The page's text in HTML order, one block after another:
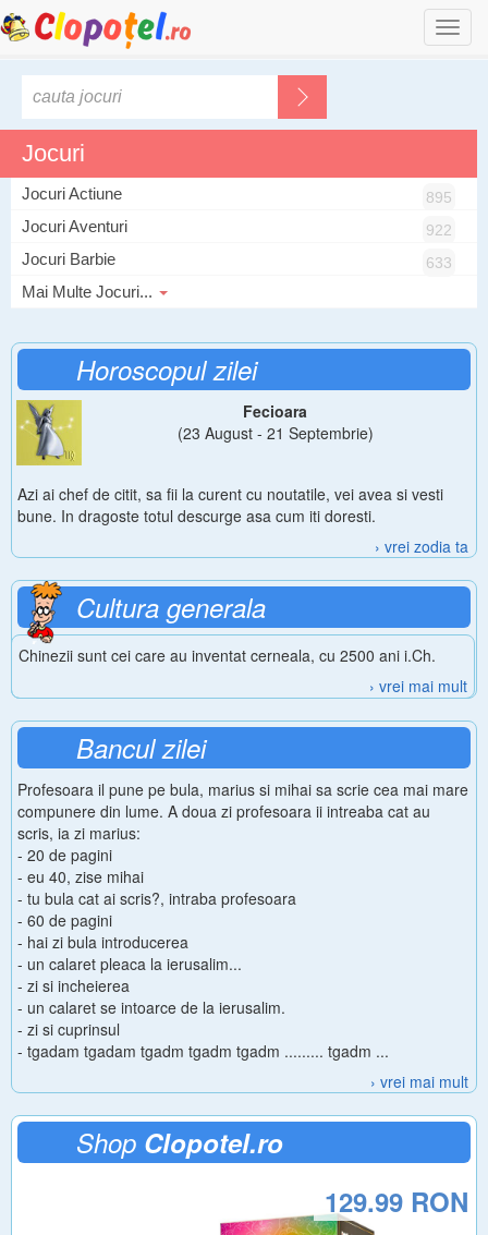
Jocuri
Jocuri Actiune 895
Jocuri Aventuri 922
Jocuri Barbie 633
Mai Multe Jocuri...
Horoscopul zilei
Fecioara
(23 August - 21 Septembrie)
Azi ai chef de citit, sa fii la curent cu noutatile, vei avea si vesti
bune. In dragoste totul descurge asa cum iti doresti.
› vrei zodia ta
Cultura generala
Chinezii sunt cei care au inventat cerneala, cu 2500 ani i.Ch.
› vrei mai mult
Bancul zilei
Profesoara il pune pe bula, marius si mihai sa scrie cea mai mare
compunere din lume. A doua zi profesoara ii intreaba cat au
scris, ia zi marius:
- 20 de pagini
- eu 40, zise mihai
- tu bula cat ai scris?, intraba profesoara
- 60 de pagini
- hai zi bula introducerea
- un calaret pleaca la ierusalim...
- zi si incheierea
- un calaret se intoarce de la ierusalim.
- zi si cuprinsul
- tgadam tgadam tgadm tgadm tgadm ......... tgadm ...
› vrei mai mult
Shop Clopotel.ro
129.99 RON